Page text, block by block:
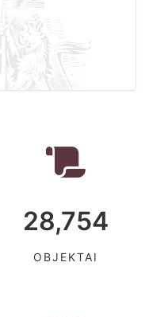
28,754
OBJEKTAI